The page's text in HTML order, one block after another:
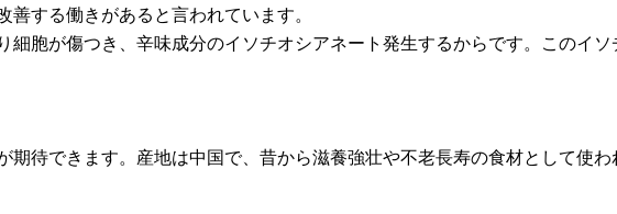
する働きがあると言われています。
胞が傷つき、辛味成分のイソチオシアネート発生するからです。このイ
待できます。産地は中国で、昔から滋養強壮や不老長寿の食材として使わ